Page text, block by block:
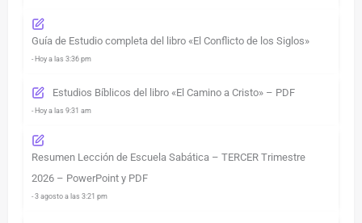
Guía de Estudio completa del libro «El Conflicto de los Siglos»
- Hoy a las 3:36 pm
Estudios Bíblicos del libro «El Camino a Cristo» – PDF
- Hoy a las 9:31 am
Resumen Lección de Escuela Sabática – TERCER Trimestre
2026 – PowerPoint y PDF
- 3 agosto a las 3:21 pm